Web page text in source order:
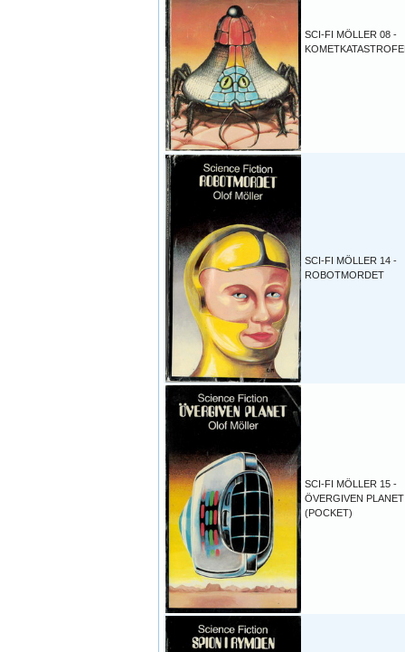
SCI-FI MÖLLER 08 -
SCI-FI MÖLLER 14 -
ROBOTMORDET
SCI-FI MÖLLER 15 -
ÖVERGIVEN PLANET
(POCKET)